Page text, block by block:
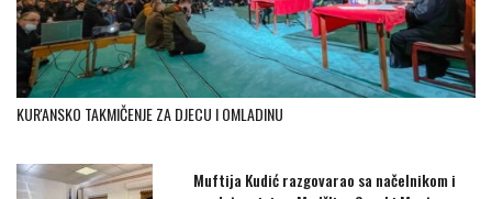
KUR'ANSKO TAKMIČENJE ZA DJECU I OMLADINU
Muftija Kudić razgovarao sa načelnikom i